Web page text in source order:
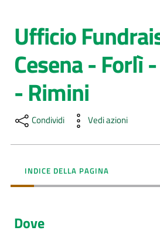
di
cura
Menu selezionato
AUSL
Comunica
Salta al contenuto
Ufficio
Cesena - Forlì
- Rimini
Condividi Vedi azioni
INDICE DELLA PAGINA
Dove